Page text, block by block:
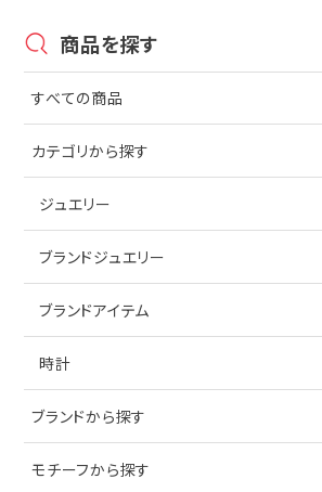
商品を探す
すべての商品
カテゴリから探す
ジュエリー
アイテムで探す
ブランドジュエリー
アイテムで探す
ブランドアイテム
アイテムで探す
時計
ブランドで探す
ブランドから探す
ティファニー
モチーフから探す